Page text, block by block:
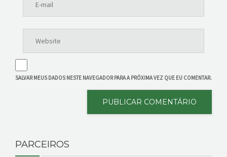
SALVAR MEUS DADOS NESTE NAVEGADOR PARA A PRÓXIMA VEZ QUE EU COMENTAR.
PARCEIROS